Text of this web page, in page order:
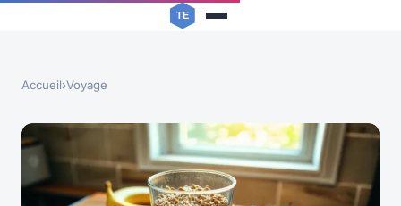
Accueil›Voyage